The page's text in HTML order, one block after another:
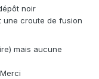
noir
une croute de fusion
mais aucune